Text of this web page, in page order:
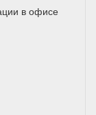
в офисе